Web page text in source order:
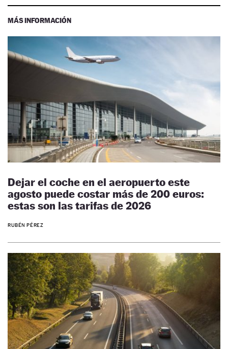
MÁS INFORMACIÓN
Dejar el coche en el aeropuerto este
agosto puede costar más de 200 euros:
estas son las tarifas de 2026
RUBÉN PÉREZ